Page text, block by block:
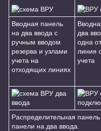
Вводная панель
на два ввода с
ручным вводом
резерва и узлами
учета на
отходящих линиях
два
одна
линия
учета
Распределительная
панели на два ввода.